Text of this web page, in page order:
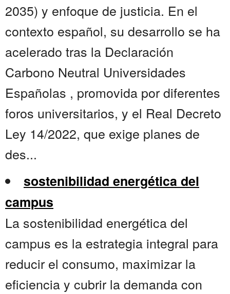
2035) y enfoque de justicia. En el
contexto español, su desarrollo se ha
acelerado tras la Declaración
Carbono Neutral Universidades
Españolas , promovida por diferentes
foros universitarios, y el Real Decreto
Ley 14/2022, que exige planes de
des...
sostenibilidad energética del
campus
La sostenibilidad energética del
campus es la estrategia integral para
reducir el consumo, maximizar la
eficiencia y cubrir la demanda con